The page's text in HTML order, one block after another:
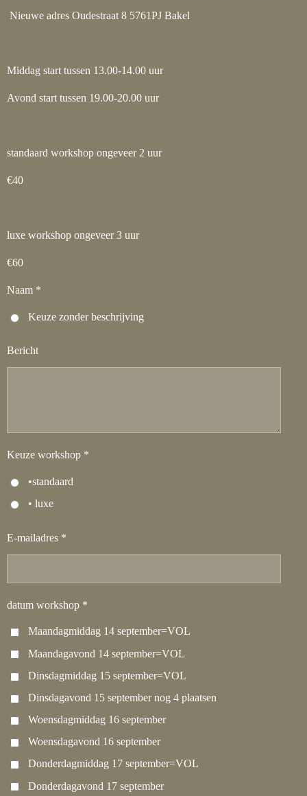
Nieuwe adres Oudestraat 8 5761PJ Bakel
Middag start tussen 13.00-14.00 uur
Avond start tussen 19.00-20.00 uur
standaard workshop ongeveer 2 uur
€40
luxe workshop ongeveer 3 uur
€60
Naam *
Keuze zonder beschrijving
Bericht
Keuze workshop *
•standaard
• luxe
E-mailadres *
datum workshop *
Maandagmiddag 14 september=VOL
Maandagavond 14 september=VOL
Dinsdagmiddag 15 september=VOL
Dinsdagavond 15 september nog 4 plaatsen
Woensdagmiddag 16 september
Woensdagavond 16 september
Donderdagmiddag 17 september=VOL
Donderdagavond 17 september